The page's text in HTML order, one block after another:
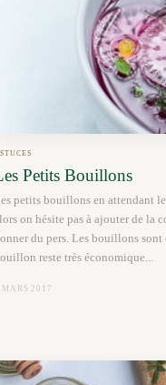
Petits Bouillons
petits bouillons en attendant le
on hésite pas à ajouter de la
du pers. Les bouillons
reste très économique...
MARS 2017